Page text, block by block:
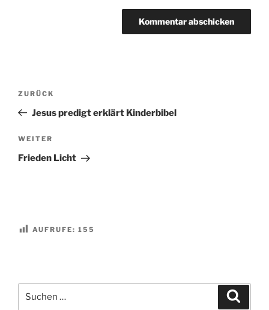
Beitragsnavigation
Vorheriger
Beitrag
ZURÜCK
Jesus predigt erklärt Kinderbibel
Nächster
Beitrag
WEITER
Frieden Licht
AUFRUFE: 155
nach: